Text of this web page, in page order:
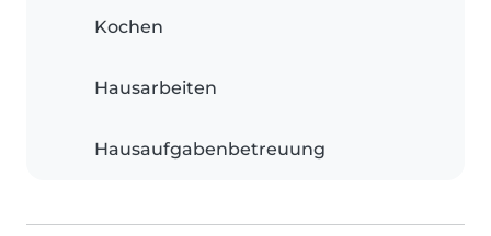
Kochen
Hausarbeiten
Hausaufgabenbetreuung